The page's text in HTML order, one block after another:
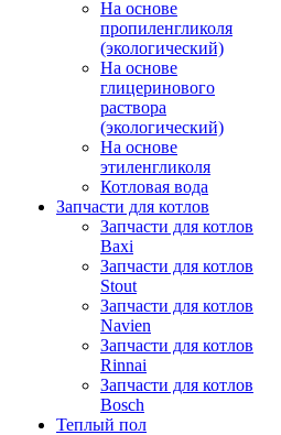
На основе
пропиленгликоля
(экологический)
На основе
глицеринового
раствора
(экологический)
На основе
этиленгликоля
Котловая вода
Запчасти для котлов
Запчасти для котлов
Baxi
Запчасти для котлов
Stout
Запчасти для котлов
Navien
Запчасти для котлов
Rinnai
Запчасти для котлов
Bosch
Теплый пол